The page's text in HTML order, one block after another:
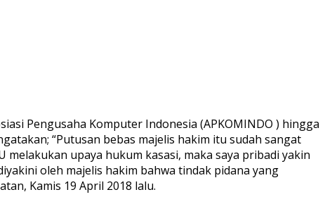
Pengusaha Komputer Indonesia (APKOMINDO ) hingga
“Putusan bebas majelis hakim itu sudah sangat
upaya hukum kasasi, maka saya pribadi yakin
oleh majelis hakim bahwa tindak pidana yang
Kamis 19 April 2018 lalu.